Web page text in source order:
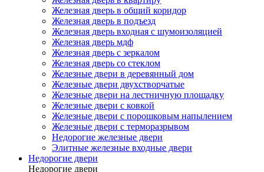
Железная дверь в общий коридор
Железная дверь в подъезд
Железная дверь входная с шумоизоляцией
Железная дверь мдф
Железная дверь с зеркалом
Железная дверь со стеклом
Железные двери в деревянный дом
Железные двери двухстворчатые
Железные двери на лестничную площадку
Железные двери с ковкой
Железные двери с порошковым напылением
Железные двери с терморазрывом
Недорогие железные двери
Элитные железные входные двери
Недорогие двери
Недорогие двери